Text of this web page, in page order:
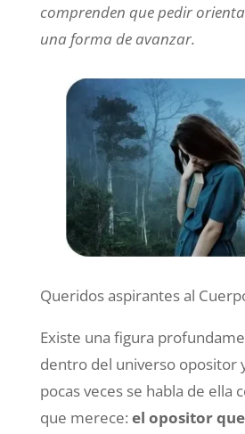
comprenden que pedir
una forma de avanzar.
Queridos aspirantes al
Existe una figura
dentro del universo opositor
pocas veces se habla de ella
que merece: el opositor